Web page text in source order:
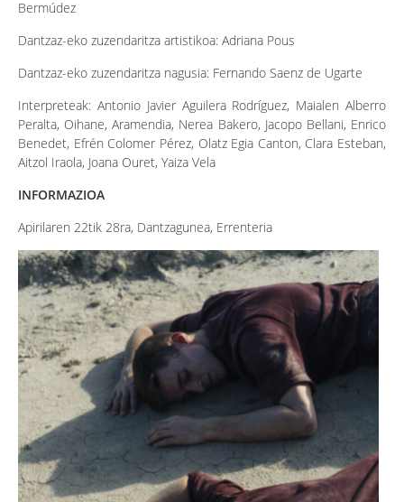
Bermúdez
Dantzaz-eko zuzendaritza artistikoa: Adriana Pous
Dantzaz-eko zuzendaritza nagusia: Fernando Saenz de Ugarte
Interpreteak: Antonio Javier Aguilera Rodríguez, Maialen Alberro
Peralta, Oihane, Aramendia, Nerea Bakero, Jacopo Bellani, Enrico
Benedet, Efrén Colomer Pérez, Olatz Egia Canton, Clara Esteban,
Aitzol Iraola, Joana Ouret, Yaiza Vela
INFORMAZIOA
Apirilaren 22tik 28ra, Dantzagunea, Errenteria